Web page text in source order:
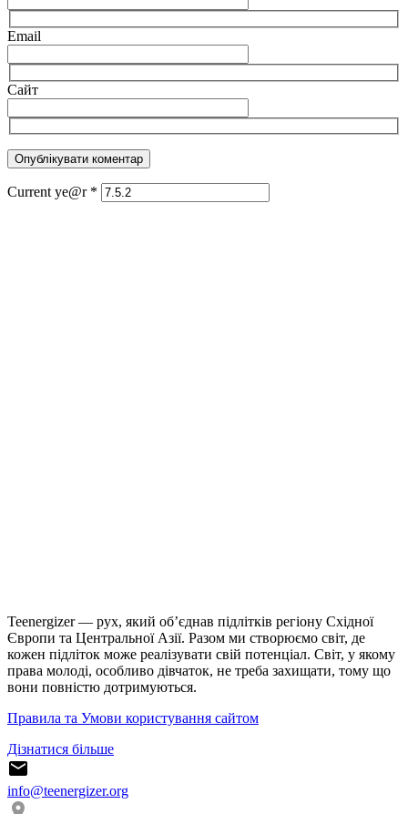
Email
Сайт
Current ye@r *
Teenergizer — рух, який об’єднав підлітків регіону Східної
Європи та Центральної Азії. Разом ми створюємо світ, де
кожен підліток може реалізувати свій потенціал. Світ, у якому
права молоді, особливо дівчаток, не треба захищати, тому що
вони повністю дотримуються.
Правила та Умови користування сайтом
Дізнатися більше
info@teenergizer.org